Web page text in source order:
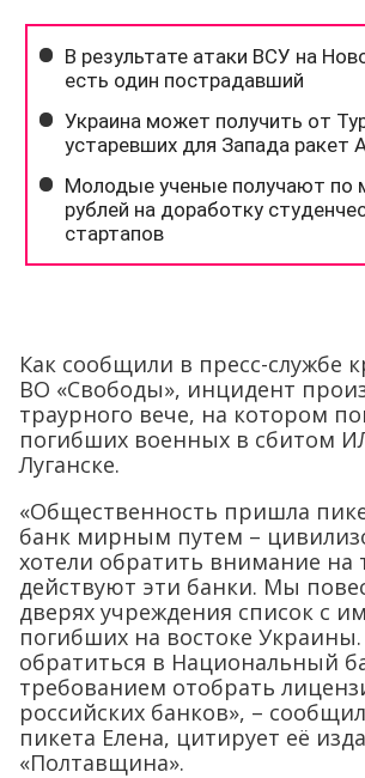
Как сообщили в пресс-службе
ВО «Свободы», инцидент
траурного вече, на котором
погибших военных в сбитом
Луганске.
«Общественность пришла
банк мирным путем –
хотели обратить внимание на
действуют эти банки. Мы
дверях учреждения список с
погибших на востоке
обратиться в Национальный
требованием отобрать
российских банков», –
пикета Елена, цитирует её
«Полтавщина».